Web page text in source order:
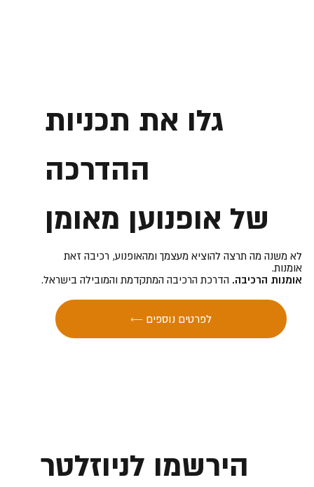
הירשמו לניוזלטר
← לפרטים נוספים
גלו את תכניות
ההדרכה
של אופנוען מאומן
לא משנה מה תרצה להוציא מעצמך ומהאופנוע, רכיבה זאת
אומנות.
אומנות הרכיבה. הדרכת הרכיבה המתקדמת והמובילה בישראל.